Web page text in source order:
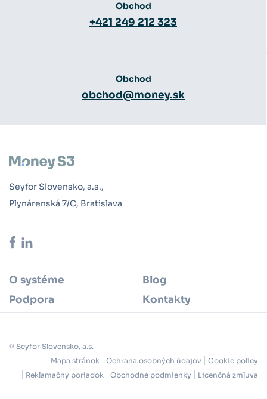
Obchod
+421 249 212 323
Obchod
obchod@money.sk
Seyfor Slovensko, a.s.,
Plynárenská 7/C, Bratislava
O systéme
Blog
Podpora
Kontakty
© Seyfor Slovensko, a.s.
Mapa stránok
Ochrana osobných údajov
Cookie policy
Reklamačný poriadok
Obchodné podmienky Licenčná zmluva